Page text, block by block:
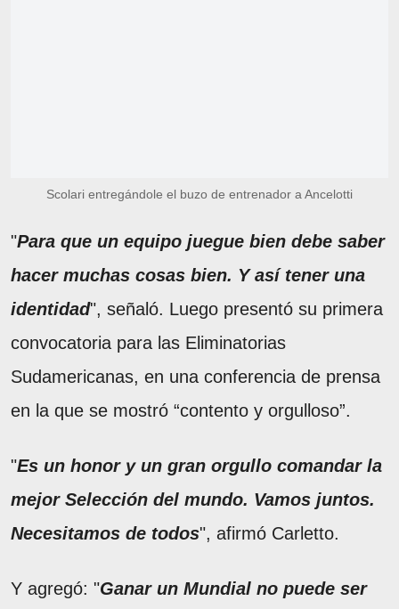
Scolari entregándole el buzo de entrenador a Ancelotti
"Para que un equipo juegue bien debe saber
hacer muchas cosas bien. Y así tener una
identidad", señaló. Luego presentó su primera
convocatoria para las Eliminatorias
Sudamericanas, en una conferencia de prensa
en la que se mostró “contento y orgulloso”.
"Es un honor y un gran orgullo comandar la
mejor Selección del mundo. Vamos juntos.
Necesitamos de todos", afirmó Carletto.
Y agregó: "Ganar un Mundial no puede ser